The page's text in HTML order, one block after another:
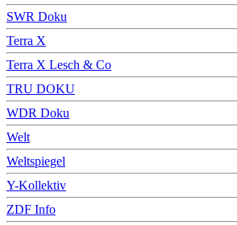
SWR Doku
Terra X
Terra X Lesch & Co
TRU DOKU
WDR Doku
Welt
Weltspiegel
Y-Kollektiv
ZDF Info